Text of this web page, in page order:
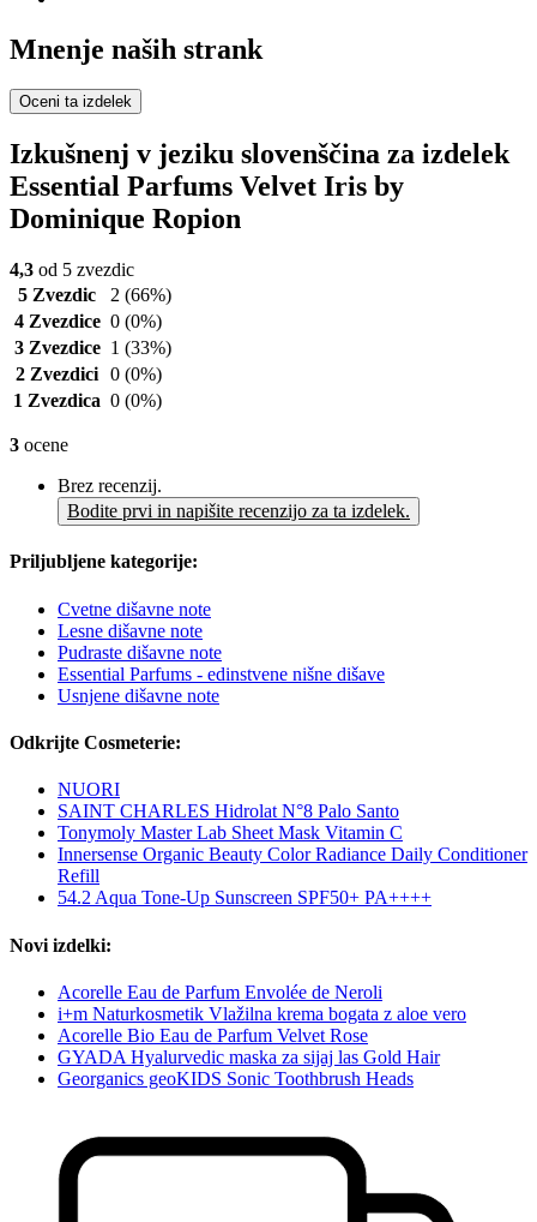
Mnenje naših strank
Oceni ta izdelek
Izkušnenj v jeziku slovenščina za izdelek
Essential Parfums Velvet Iris by
Dominique Ropion
4,3 od 5 zvezdic
5 Zvezdic
2 (66%)
4 Zvezdice 0 (0%)
3 Zvezdice 1 (33%)
2 Zvezdici 0 (0%)
1 Zvezdica 0 (0%)
3 ocene
Brez recenzij.
Bodite prvi in napišite recenzijo za ta izdelek.
Priljubljene kategorije:
Cvetne dišavne note
Lesne dišavne note
Pudraste dišavne note
Essential Parfums - edinstvene nišne dišave
Usnjene dišavne note
Odkrijte Cosmeterie:
NUORI
SAINT CHARLES Hidrolat N°8 Palo Santo
Tonymoly Master Lab Sheet Mask Vitamin C
Innersense Organic Beauty Color Radiance Daily Conditioner
Refill
54.2 Aqua Tone-Up Sunscreen SPF50+ PA++++
Novi izdelki:
Acorelle Eau de Parfum Envolée de Neroli
i+m Naturkosmetik Vlažilna krema bogata z aloe vero
Acorelle Bio Eau de Parfum Velvet Rose
GYADA Hyalurvedic maska za sijaj las Gold Hair
Georganics geoKIDS Sonic Toothbrush Heads